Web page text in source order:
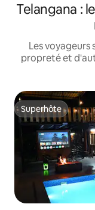
Telangana :
Les voyageurs
propreté et
Superhôte
Superhôte